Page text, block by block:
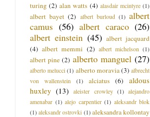
turing (2) alan watts (4) alasdair mcintyre (1)
albert bayet (2) albert burloud (1) albert
camus (56) albert caraco (26)
albert einstein (45) albert jacquard
(4) albert memmi (2) albert michelson (1)
albert pine (2) alberto manguel (27)
alberto melucci (1) alberto moravia (3) albrecht
von wallenstein
(1) alciatus (6)
aldous
huxley (13) aleister crowley (1) alejandro
amenabar (1) alejo carpentier (1) aleksandr blok
(1) aleksandr ostrovki (1) aleksandra kollontay